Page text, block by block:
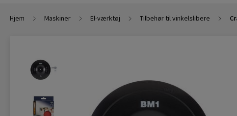
Hjem Maskiner El-værktøj Tilbehør til vinkelslibere